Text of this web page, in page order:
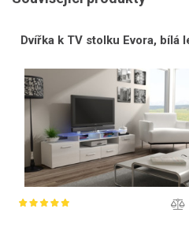
Dvířka k TV stolku Evora, bílá